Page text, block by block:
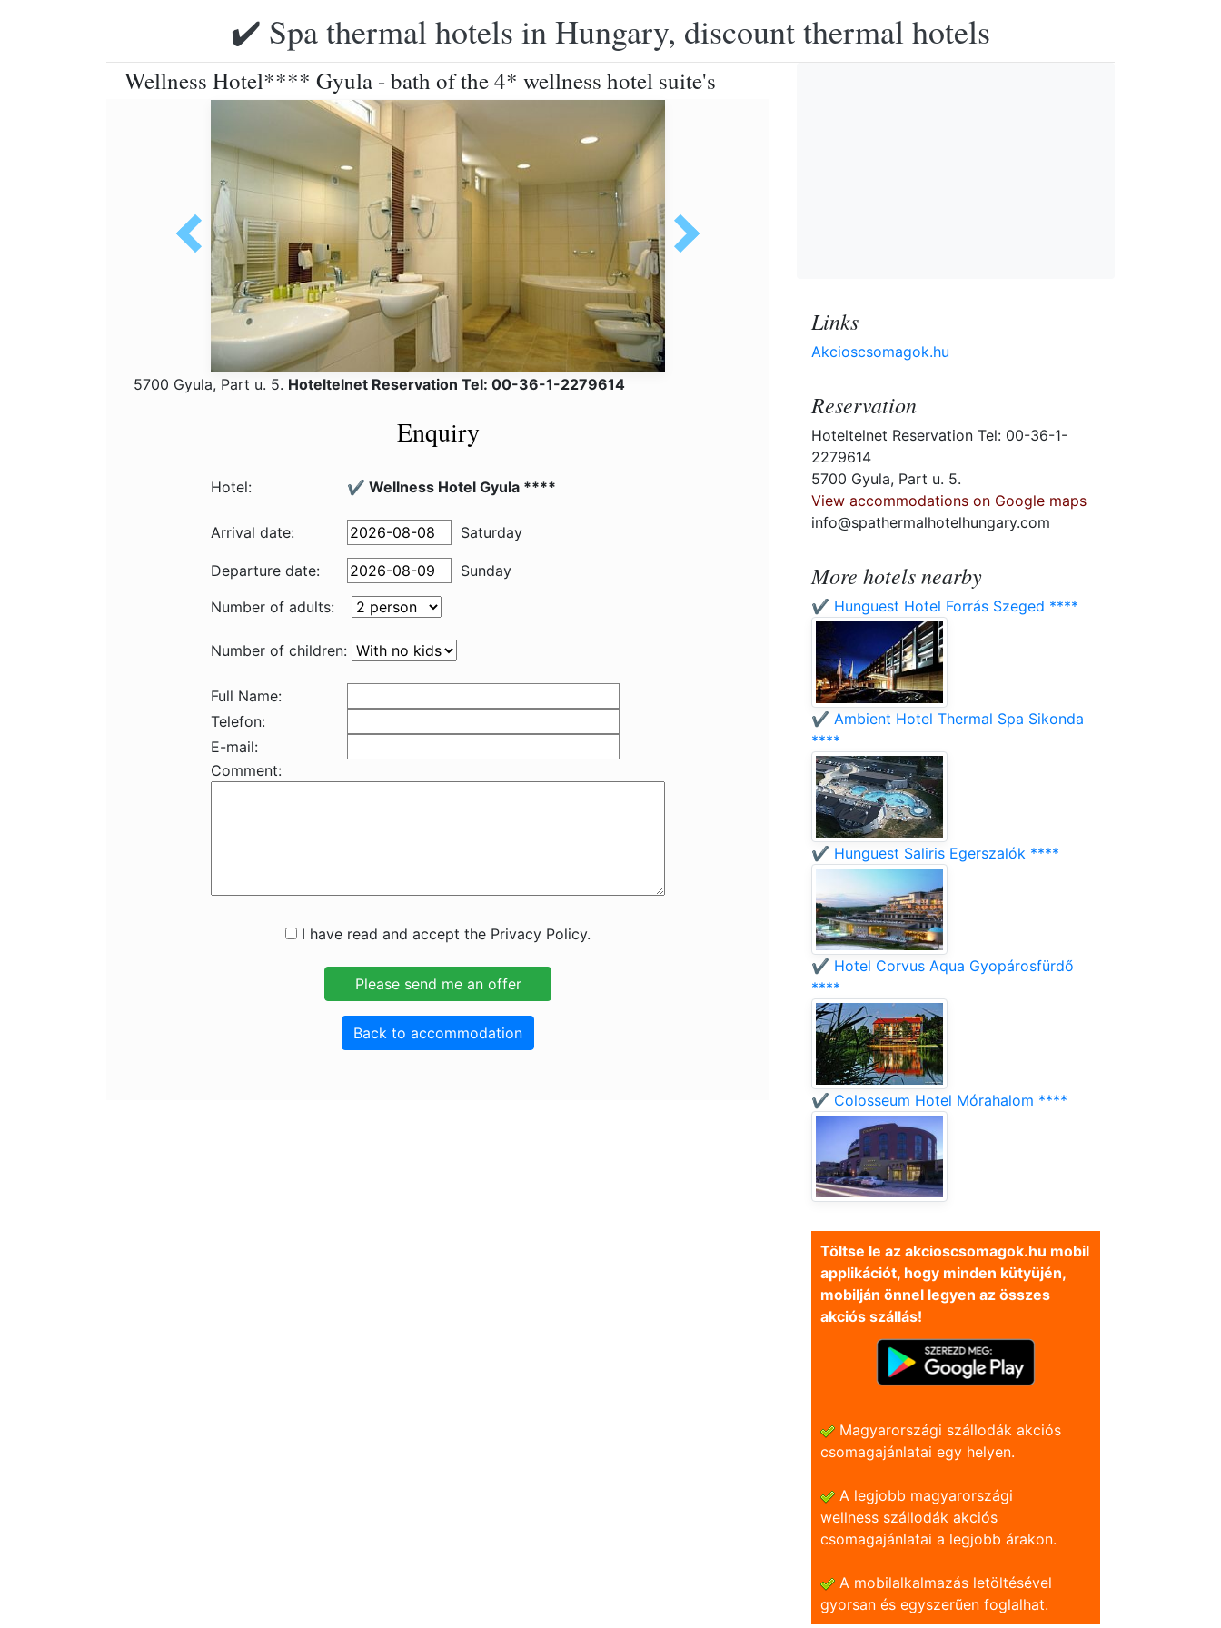
✔️ Spa thermal hotels in Hungary, discount thermal hotels
Wellness Hotel**** Gyula - bath of the 4* wellness hotel suite's
5700 Gyula, Part u. 5. Hoteltelnet Reservation Tel: 00-36-1-2279614
Enquiry
Hotel: ✔️ Wellness Hotel Gyula ****
Arrival date: Saturday
Departure date:
Sunday
Number of adults:
Number of children:
Full Name:
Telefon:
E-mail:
Comment:
I have read and accept the Privacy Policy.
Back to accommodation
Links
Akcioscsomagok.hu
Reservation
Hoteltelnet Reservation Tel: 00-36-1-
2279614
5700 Gyula, Part u. 5.
View accommodations on Google maps
info@spathermalhotelhungary.com
More hotels nearby
✔️ Hunguest Hotel Forrás Szeged ****
✔️ Ambient Hotel Thermal Spa Sikonda
****
✔️ Hunguest Saliris Egerszalók ****
✔️ Hotel Corvus Aqua Gyopárosfürdő
****
✔️ Colosseum Hotel Mórahalom ****
Töltse le az akcioscsomagok.hu mobil
applikációt, hogy minden kütyüjén,
mobilján önnel legyen az összes
akciós szállás!
Magyarországi szállodák akciós
csomagajánlatai egy helyen.
A legjobb magyarországi
wellness szállodák akciós
csomagajánlatai a legjobb árakon.
A mobilalkalmazás letöltésével
gyorsan és egyszerũen foglalhat.